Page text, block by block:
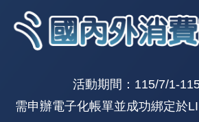
活動期間：115/7/1-
需申辦電子化帳單並成功綁定於